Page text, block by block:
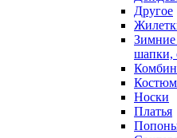
Другое
шапки,
Носки
Платья